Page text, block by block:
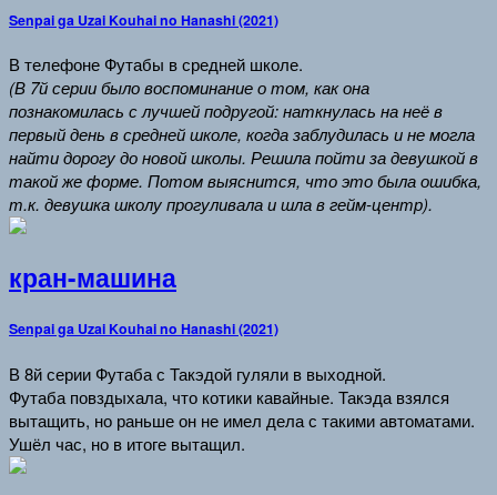
Senpai ga Uzai Kouhai no Hanashi (2021)
В телефоне Футабы в средней школе.
(В 7й серии было воспоминание о том, как она
познакомилась с лучшей подругой: наткнулась на неё в
первый день в средней школе, когда заблудилась и не могла
найти дорогу до новой школы. Решила пойти за девушкой в
такой же форме. Потом выяснится, что это была ошибка,
т.к. девушка школу прогуливала и шла в гейм-центр).
кран-машина
Senpai ga Uzai Kouhai no Hanashi (2021)
В 8й серии Футаба с Такэдой гуляли в выходной.
Футаба повздыхала, что котики кавайные. Такэда взялся
вытащить, но раньше он не имел дела с такими автоматами.
Ушёл час, но в итоге вытащил.